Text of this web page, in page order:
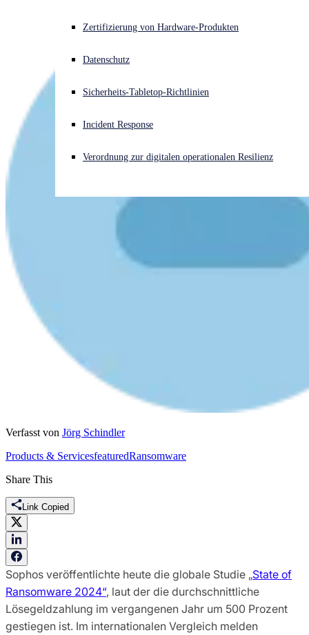
Akuter Cyberangriff? Fordern Sie Sofort-Hilfe an
Open search
Deutsch Open language switcher
Zertifizierung von Hardware-Produkten
Datenschutz
Sicherheits-Tabletop-Richtlinien
Incident Response
Verordnung zur digitalen operationalen Resilienz
Verfasst von Jörg Schindler
Products & ServicesfeaturedRansomware
Share This
Link Copied
Sophos veröffentlichte heute die globale Studie „State of
Ransomware 2024“, laut der die durchschnittliche
Lösegeldzahlung im vergangenen Jahr um 500 Prozent
gestiegen ist. Im internationalen Vergleich melden